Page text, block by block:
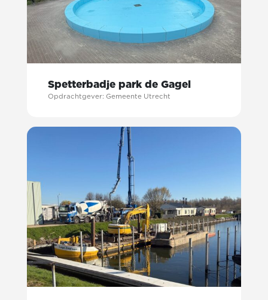
Spetterbadje park de Gagel
Opdrachtgever: Gemeente Utrecht